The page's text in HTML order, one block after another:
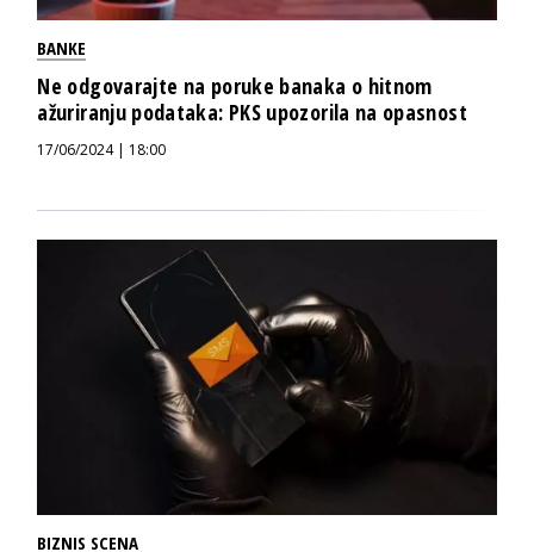
BANKE
Ne odgovarajte na poruke banaka o hitnom
ažuriranju podataka: PKS upozorila na opasnost
17/06/2024 | 18:00
BIZNIS SCENA